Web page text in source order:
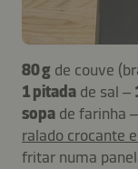
80 g de couve
1 pitada de sal –
sopa de farinha –
ralado crocante
fritar numa